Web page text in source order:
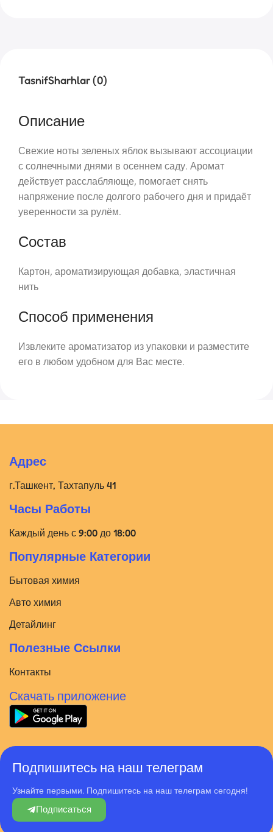
TasnifSharhlar (0)
Описание
Свежие ноты зеленых яблок вызывают ассоциации
с солнечными днями в осеннем саду. Аромат
действует расслабляюще, помогает снять
напряжение после долгого рабочего дня и придаёт
уверенности за рулём.
Состав
Картон, ароматизирующая добавка, эластичная
нить
Способ применения
Извлеките ароматизатор из упаковки и разместите
его в любом удобном для Вас месте.
Адрес
г.Ташкент, Тахтапуль 41
Часы Работы
Каждый день с 9:00 до 18:00
Популярные Категории
Бытовая химия
Авто химия
Детайлинг
Полезные Ссылки
Контакты
Скачать приложение
Подпишитесь на наш телеграм
Узнайте первыми. Подпишитесь на наш телеграм сегодня!
Подписаться